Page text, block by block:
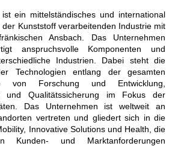
ein mittelständisches und international
Kunststoff verarbeitenden Industrie mit
Ansbach. Das Unternehmen
anspruchsvolle Komponenten und
Industrien. Dabei steht die
Technologien entlang der gesamten
von Forschung und Entwicklung,
und Qualitätssicherung im Fokus der
Das Unternehmen ist weltweit an
vertreten und gliedert sich in die
Innovative Solutions und Health, die
Kunden- und Marktanforderungen